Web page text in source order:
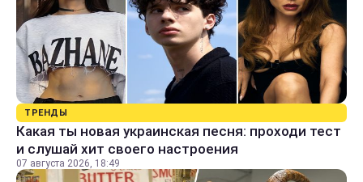
ТРЕНДЫ
Какая ты новая украинская песня: проходи тест
и слушай хит своего настроения
07 августа 2026, 18:49